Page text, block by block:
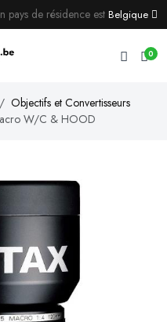
pays de résidence est Belgique
0
Objectifs et Convertisseurs
W/C & HOOD